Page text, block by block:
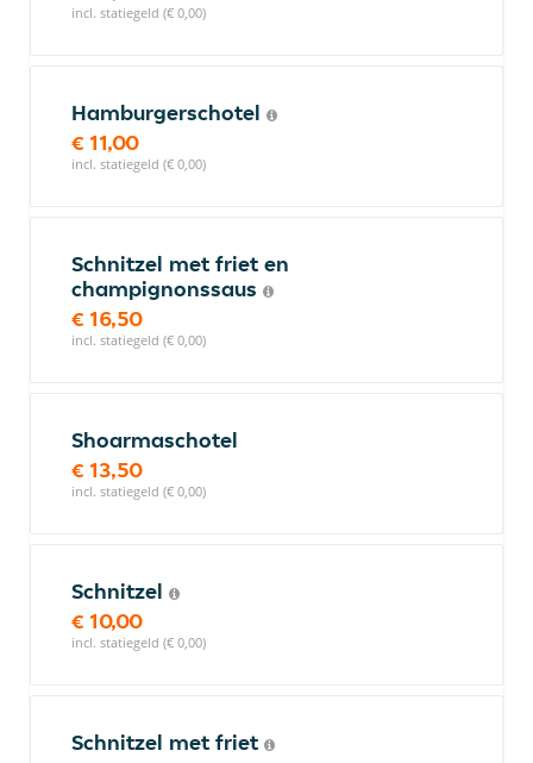
incl. statiegeld (€ 0,00)
Hamburgerschotel
€ 11,00
incl. statiegeld (€ 0,00)
Schnitzel met friet en
champignonssaus
€ 16,50
incl. statiegeld (€ 0,00)
Shoarmaschotel
€ 13,50
incl. statiegeld (€ 0,00)
Schnitzel
€ 10,00
incl. statiegeld (€ 0,00)
Schnitzel met friet